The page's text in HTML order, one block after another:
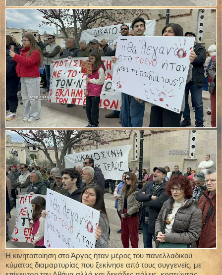
Η κινητοποίηση στο Άργος ήταν μέρος του πανελλαδικού
κύματος διαμαρτυρίας που ξεκίνησε από τους συγγενείς, με